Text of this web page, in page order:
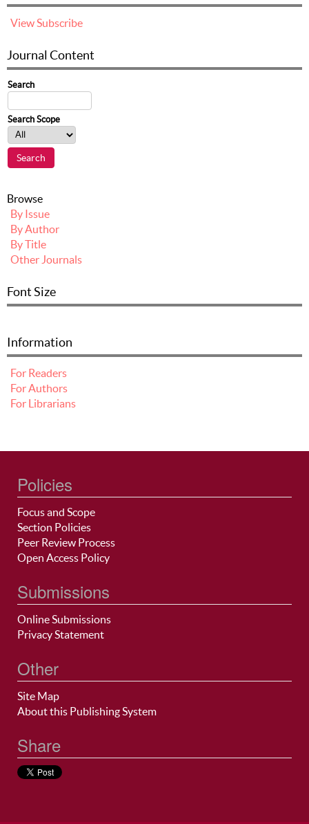
ViewSubscribe
Journal Content
Search
Search Scope
Browse
By Issue
By Author
By Title
Other Journals
Font Size
Information
For Readers
For Authors
For Librarians
Policies
Focus and Scope
Section Policies
Peer Review Process
Open Access Policy
Submissions
Online Submissions
Privacy Statement
Other
Site Map
About this Publishing System
Share